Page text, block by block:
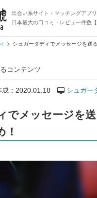
出会い系サイト・マッチングアプ
日本最大の口コミ・レビュー件数【
シュガーダディでメッセージを送
コンテンツ
：2020.01.18 シュガー
でメッセージを
！